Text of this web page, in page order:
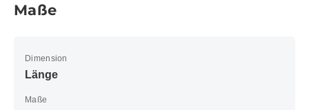
Maße
Dimension
Länge
Maße